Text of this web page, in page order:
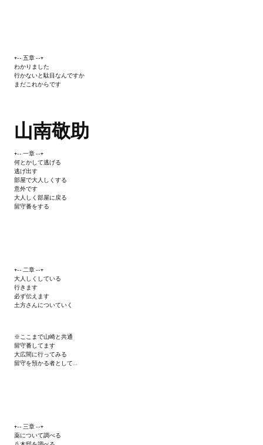
+-- 五章 --+
わかりました
行かないと駄目なんですか
まだこれからです
山南敬助
+-- 一章 --+
何とかして逃げる
逃げ出す
部屋で大人しくする
意外です
大人しく部屋に戻る
留守番をする
+-- 二章 --+
大人しくしている
行きます
必ず伝えます
土方さんについていく
※ここまで山崎と共通
留守番してます
大広間に行ってみる
留守を預かる者として…
+-- 三章 --+
薬について調べる